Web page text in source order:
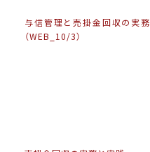
与信管理と売掛金回収の実務
（WEB_10/3）